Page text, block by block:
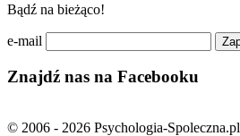
Bądź na bieżąco!
e-mail
Znajdź nas na Facebooku
© 2006 - 2026 Psychologia-Spoleczna.pl